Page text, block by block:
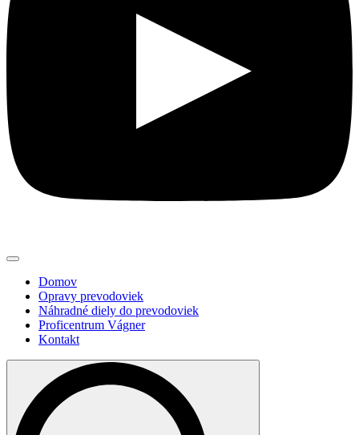
Domov
Opravy prevodoviek
Náhradné diely do prevodoviek
Proficentrum Vágner
Kontakt